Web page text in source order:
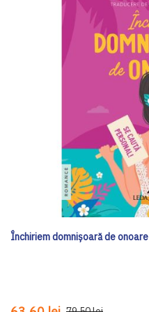
Închiriem domnișoară de onoare